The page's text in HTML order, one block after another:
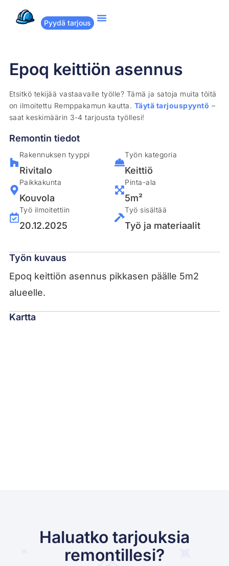
Pyydä tarjous
Epoq keittiön asennus
Etsitkö tekijää vastaavalle työlle? Tämä ja satoja muita töitä
on ilmoitettu Remppakamun kautta. Täytä tarjouspyyntö –
saat keskimäärin 3-4 tarjousta työllesi!
Remontin tiedot
Rakennuksen tyyppi
Rivitalo
Paikkakunta
Kouvola
Työ ilmoitettiin
20.12.2025
Työn kategoria
Keittiö
Pinta-ala
5m²
Työ sisältää
Työ ja materiaalit
Työn kuvaus
Epoq keittiön asennus pikkasen päälle 5m2
alueelle.
Kartta
Haluatko tarjouksia
remontillesi?